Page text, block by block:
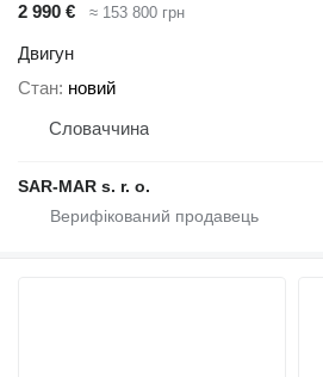
2 990 € ≈ 153 800 грн
Двигун
Стан новий
Словаччина
SAR-MAR s. r. o.